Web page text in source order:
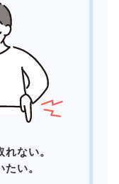
ない。
い。